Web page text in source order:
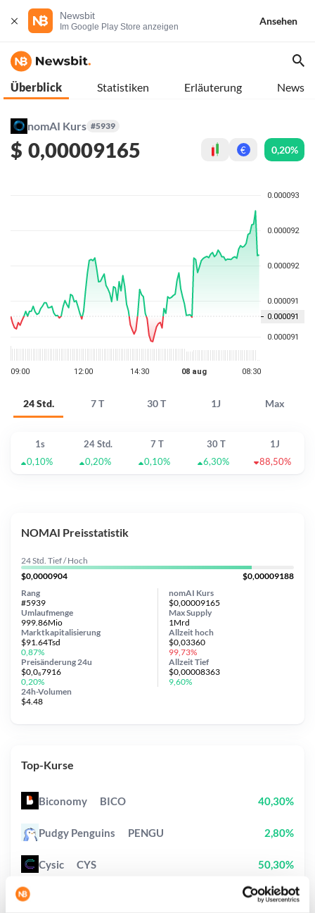
Newsbit
Im Google Play Store anzeigen
Ansehen
Überblick Statistiken Erläuterung News
nomAI Kurs #5939
$ 0,00009165 € 0,20%
24 Std. 7 T 30 T 1J Max
1s 24 Std. 7 T 30 T
1J
0,10%
0,20% 0,10% 6,30% 88,50%
NOMAI Preisstatistik
24 Std. Tief / Hoch
$0,0000904
$0,00009188
nomAI Kurs
$0,00009165
Umlaufmenge
999.86Mio
Preisänderung24u
$0,0₆7916
0,20%
Max Supply
1Mrd
Marktkapitalisierung
$91.64Tsd
0,87%
24h-Volumen
$4.48
Rang
#5939
Allzeithoch
$0,03360
99,73%
AllzeitTief
$0,00008363
9,60%
Top-Kurse
Biconomy BICO 40,30%
Pudgy Penguins PENGU 2,80%
Cysic CYS 50,30%
1,70%